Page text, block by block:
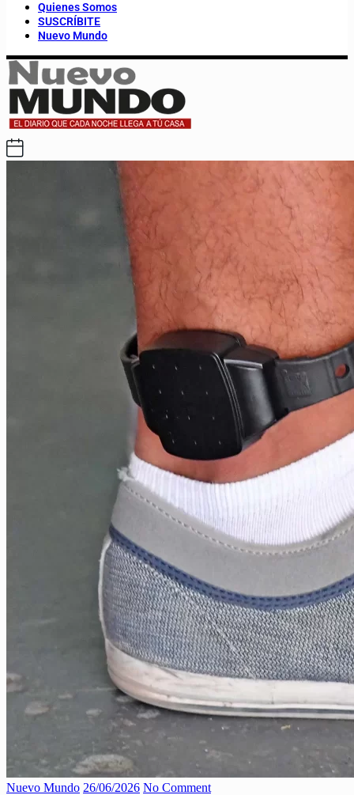
Quienes Somos
SUSCRÍBITE
Nuevo Mundo
Nuevo Mundo 26/06/2026 No Comment